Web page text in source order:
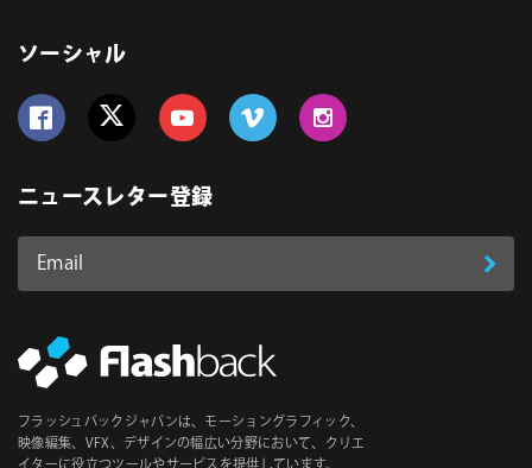
ソーシャル
ニュースレター登録
Email
ス
必
須
登
フラッシュバックジャパンは、モーショングラフィック、
映像編集、VFX、デザインの幅広い分野において、クリエ